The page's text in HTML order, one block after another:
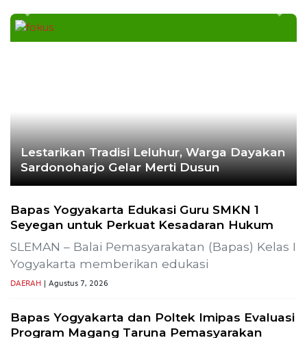
Hoaks – Video Viral
Pertandingan Indonesia vs
Uzbekistan Akan Diulang
Laporkan Hoaks Cek Fakta Lain